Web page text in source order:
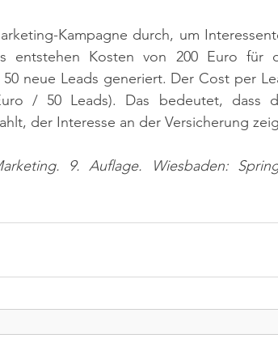
Kampagne durch, um
entstehen Kosten von 200 Euro für
neue Leads generiert. Der Cost per
/ 50 Leads). Das bedeutet, dass
der Interesse an der Versicherung
9. Auflage. Wiesbaden: